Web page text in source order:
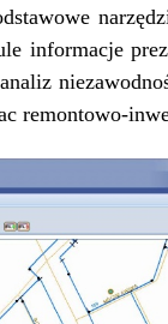
informacje
remontowo-